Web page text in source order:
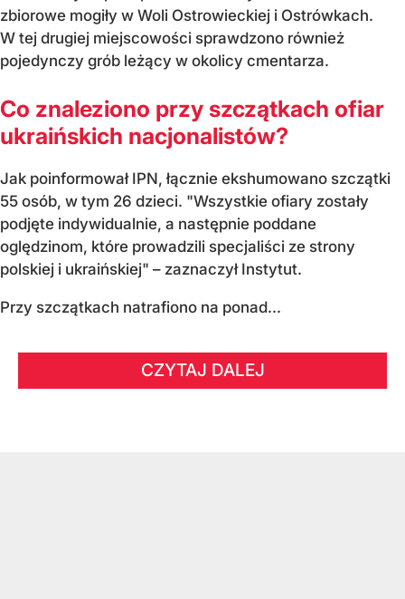
zbiorowe mogiły w Woli Ostrowieckiej i Ostrówkach.
W tej drugiej miejscowości sprawdzono również
pojedynczy grób leżący w okolicy cmentarza.
Co znaleziono przy szczątkach ofiar
ukraińskich nacjonalistów?
Jak poinformował IPN, łącznie ekshumowano szczątki
55 osób, w tym 26 dzieci. "Wszystkie ofiary zostały
podjęte indywidualnie, a następnie poddane
oględzinom, które prowadzili specjaliści ze strony
polskiej i ukraińskiej" – zaznaczył Instytut.
Przy szczątkach natrafiono na ponad...
CZYTAJ DALEJ